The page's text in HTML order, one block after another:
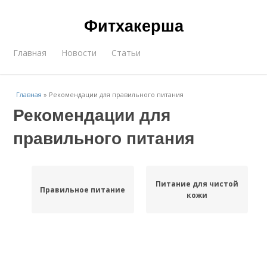
Фитхакерша
Главная Новости Статьи
Главная » Рекомендации для правильного питания
Рекомендации для
правильного питания
Правильное питание
Питание для чистой
кожи